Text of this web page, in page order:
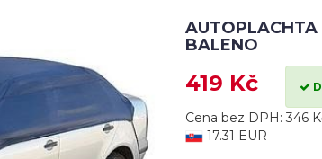
AUTOPLACHTA
BALENO
419 Kč
Cena bez DPH: 346
17.31 EUR